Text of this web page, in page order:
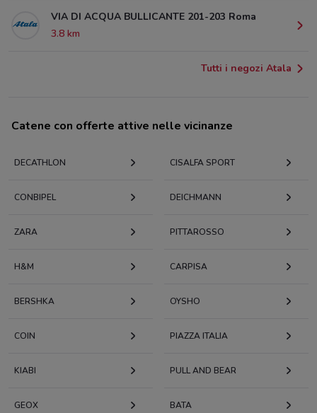
VIA DI ACQUA BULLICANTE 201-203 Roma
3.8 km
Tutti i negozi Atala
Catene con offerte attive nelle vicinanze
DECATHLON CISALFA SPORT
CONBIPEL DEICHMANN
ZARA PITTAROSSO
H&M CARPISA
BERSHKA OYSHO
COIN PIAZZA ITALIA
KIABI PULL AND BEAR
GEOX BATA